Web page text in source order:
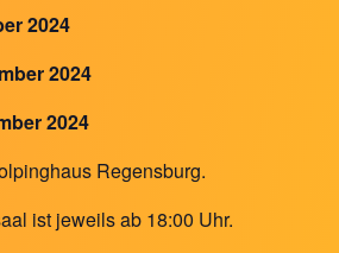
2024
2024
2024
Regensburg.
ist jeweils ab 18:00 Uhr.